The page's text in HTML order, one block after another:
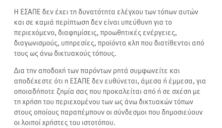
Η ΕΣΑΠΕ δεν έχει τη δυνατότητα ελέγχου των τόπων αυτών
και σε καμιά περίπτωση δεν είναι υπεύθυνη για το
περιεχόμενο, διαφημίσεις, προωθητικές ενέργειες,
διαγωνισμούς, υπηρεσίες, προϊόντα κλπ που διατίθενται από
τους ως άνω δικτυακούς τόπους.
Δια την αποδοχή των παρόντων ρητά συμφωνείτε και
αποδέχεστε ότι η ΕΣΑΠΕ δεν ευθύνεται, άμεσα ή έμμεσα, για
οποιαδήποτε ζημία σας που προκαλείται από ή σε σχέση με
τη χρήση του περιεχομένου των ως άνω δικτυακών τόπων
στους οποίους παραπέμπουν οι σύνδεσμοι που δημοσιεύουν
οι λοιποί χρήστες του ιστοτόπου.